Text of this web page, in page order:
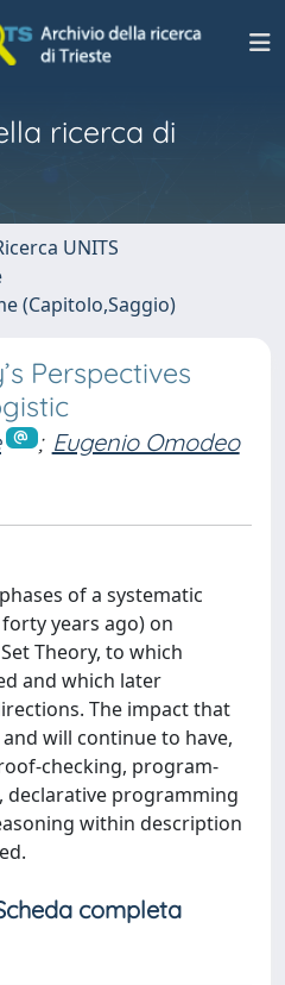
ricerca di
UNITS
(Capitolo,Saggio)
Perspectives
; Eugenio Omodeo
of a systematic
years ago) on
Theory, to which
and which later
The impact that
will continue to have,
checking, program-
declarative programming
within description
completa